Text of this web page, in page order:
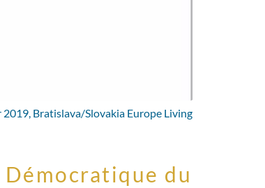
Bratislava/Slovakia Europe Living
du